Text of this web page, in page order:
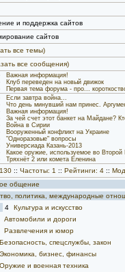
и поддержка сайтов
сайтов
все темы)
все сообщения)
Важная информация!
Клуб переведен на новый движок
Первая тема форума - про...
Если завтра война...
Что день минувший нам принес.
Важная информация!
За чей счет этот банкет на Майдане?
Война в Сирии
Вооруженный конфликт на Украине
"Одноразовые" вопросы
Универсиада Казань-2013
Какое оружие, используемое во
Тряхнёт 2 или комета Еленина
:: Частоты: 1 :: Рейтинги: 4 ::
общение
политика, международные
4
Культура и искусство
Автомобили и дороги
Развлечения и юмор
Безопасность, спецслужбы, закон
Экономика, бизнес, финансы
Оружие и военная техника